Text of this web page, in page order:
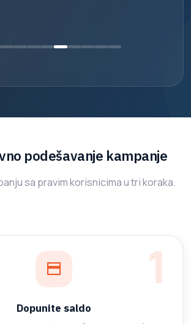
podešavanje kampanje
sa pravim korisnicima u tri koraka.
Dopunite saldo